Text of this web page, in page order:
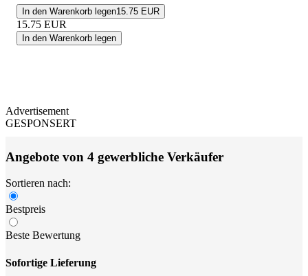
In den Warenkorb legen15.75 EUR
15.75 EUR
In den Warenkorb legen
Advertisement
GESPONSERT
Angebote von 4 gewerbliche Verkäufer
Sortieren nach:
Bestpreis
Beste Bewertung
Sofortige Lieferung